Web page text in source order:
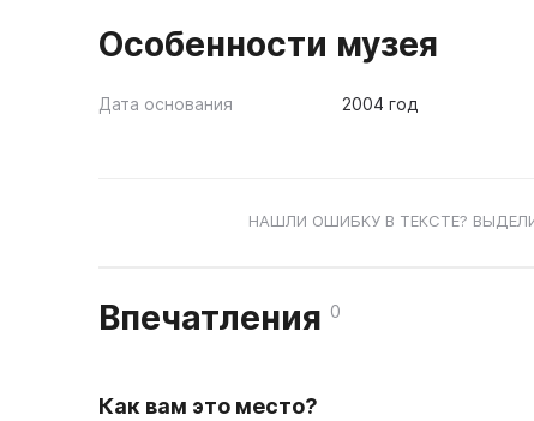
Особенности музея
Дата основания 2004 год
НАШЛИ ОШИБКУ В ТЕКСТЕ?
Впечатления 0
Как вам это место?